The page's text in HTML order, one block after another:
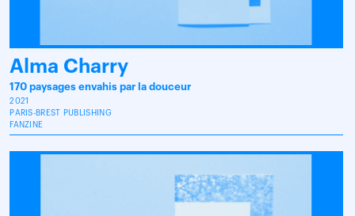
Alma Charry
170 paysages envahis par la douceur
2021
PARIS-BREST PUBLISHING
FANZINE